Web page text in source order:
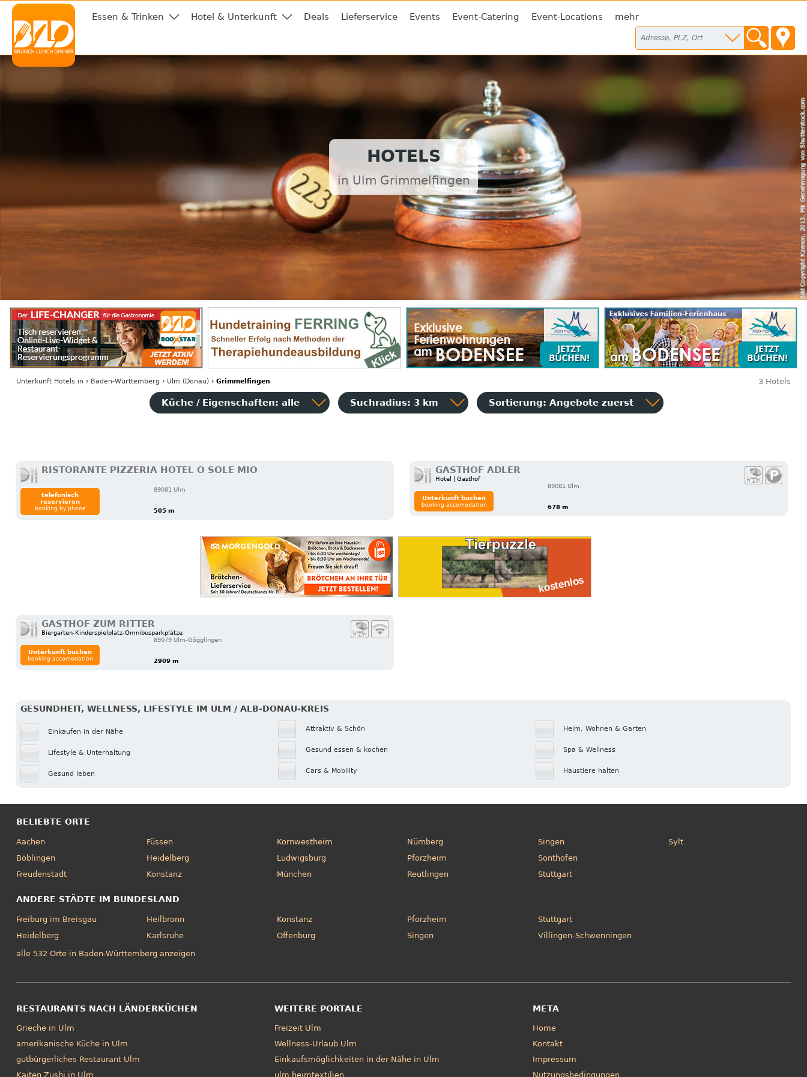
Essen & Trinken Hotel & Unterkunft Deals Lieferservice Events Event-Catering Event-Locations mehr
HOTELS
in Ulm Grimmelfingen
Unterkunft Hotels in › Baden-Württemberg › Ulm (Donau)› Grimmelfingen 3 Hotels
Küche / Eigenschaften: alle Suchradius: 3 km Sortierung: Angebote zuerst
RISTORANTE PIZZERIA HOTEL O SOLE MIO
89081 Ulm
505 m
telefonisch
reservieren
booking by phone
GASTHOF ADLER
Hotel | Gasthof
89081 Ulm
678 m
Unterkunft buchen
booking accomodation
GASTHOF ZUM RITTER
Biergarten-Kinderspielplatz-Omnibusparkplätze
89079 Ulm-Gögglingen
2909 m
Unterkunft buchen
booking accomodation
GESUNDHEIT, WELLNESS, LIFESTYLE IM ULM / ALB-DONAU-KREIS
Einkaufen in der Nähe
Lifestyle & Unterhaltung
Gesund leben
Attraktiv & Schön
Gesund essen & kochen
Cars & Mobility
Heim, Wohnen & Garten
Spa & Wellness
Haustiere halten
BELIEBTE ORTE
Aachen
Böblingen
Freudenstadt
Füssen
Heidelberg
Konstanz
Kornwestheim
Ludwigsburg
München
Nürnberg
Pforzheim
Reutlingen
Singen
Sonthofen
Stuttgart
Sylt
ANDERE STÄDTE IM BUNDESLAND
Freiburg im Breisgau
Heidelberg
Heilbronn
Karlsruhe
Konstanz
Offenburg
Pforzheim
Singen
Stuttgart
Villingen-Schwenningen
alle 532 Orte in Baden-Württemberg anzeigen
RESTAURANTS NACH LÄNDERKÜCHEN
Grieche in Ulm
amerikanische Küche in Ulm
gutbürgerliches Restaurant Ulm
Kaiten Zushi in Ulm
WEITERE PORTALE
Freizeit Ulm
Wellness-Urlaub Ulm
Einkaufsmöglichkeiten in der Nähe in Ulm
ulm heimtextilien
META
Home
Kontakt
Impressum
Nutzungsbedingungen